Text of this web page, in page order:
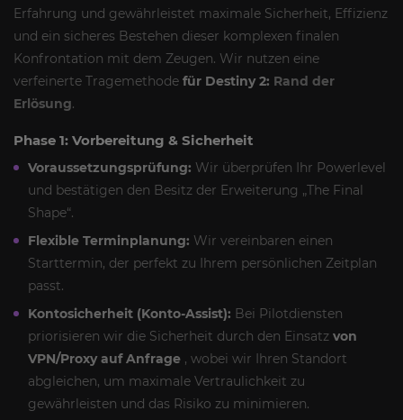
Erfahrung und gewährleistet maximale Sicherheit, Effizienz
und ein sicheres Bestehen dieser komplexen finalen
Konfrontation mit dem Zeugen. Wir nutzen eine
verfeinerte Tragemethode für Destiny 2: Rand der
Erlösung.
Phase 1: Vorbereitung & Sicherheit
Voraussetzungsprüfung: Wir überprüfen Ihr Powerlevel
und bestätigen den Besitz der Erweiterung „The Final
Shape“.
Flexible Terminplanung: Wir vereinbaren einen
Starttermin, der perfekt zu Ihrem persönlichen Zeitplan
passt.
Kontosicherheit (Konto-Assist): Bei Pilotdiensten
priorisieren wir die Sicherheit durch den Einsatz von
VPN/Proxy auf Anfrage , wobei wir Ihren Standort
abgleichen, um maximale Vertraulichkeit zu
gewährleisten und das Risiko zu minimieren.